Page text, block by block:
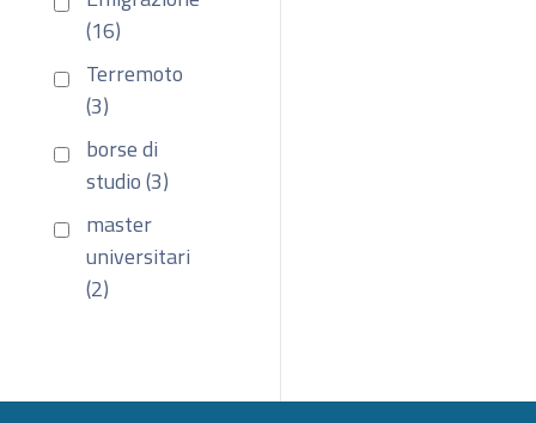
(16)
Terremoto
(3)
borse di
studio (3)
master
universitari
(2)